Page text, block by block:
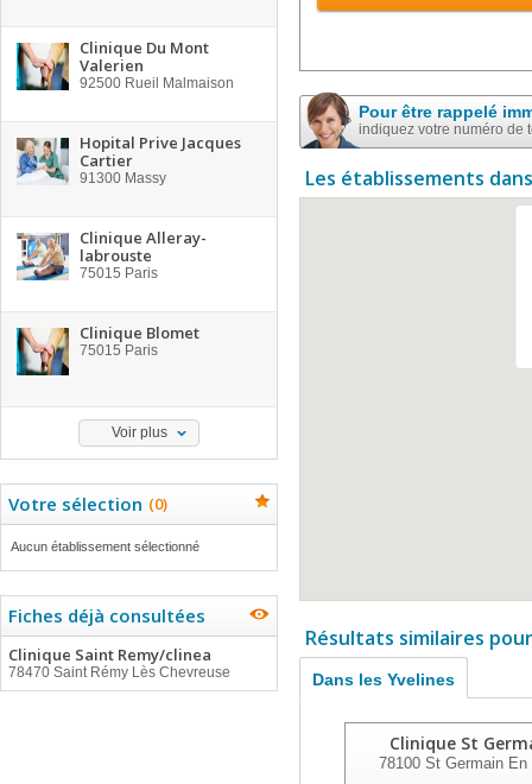
Clinique Du Mont
Valerien
92500 Rueil Malmaison
Hopital Prive Jacques
Cartier
91300 Massy
Clinique Alleray-
labrouste
75015 Paris
Clinique Blomet
75015 Paris
Voir plus
Votre sélection (0)
Aucun établissement sélectionné
Fiches déjà consultées
Clinique Saint Remy/clinea
78470 Saint Rémy Lès Chevreuse
Pour être rappelé
indiquez votre numéro de
Les établissements
Résultats similaires
Dans les Yvelines
Clinique St
78100 St Germain En